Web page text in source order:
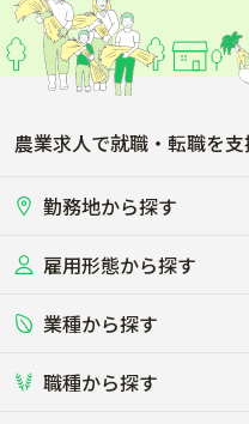
農業求人で就職・転職を
勤務地から探す
北海道
関東
東海
雇用形態から探す
正社員
短期アルバイト
業種から探す
畜産（酪農･肉牛･養
職種から探す